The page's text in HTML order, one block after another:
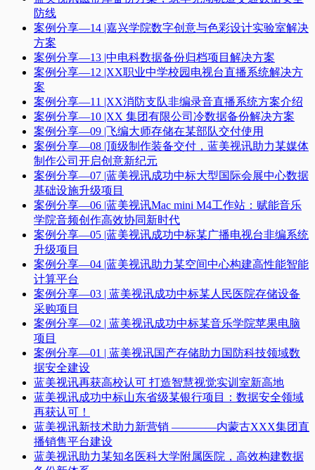
防线
案例分享—14 |嘉兴学院数字创意与色彩设计实验室解决
方案
案例分享—13 |中电科数据备份归档项目解决方案
案例分享—12 |XX职业中学校园电视台直播系统解决方
案
案例分享—11 |XX消防支队非编录音直播系统方案介绍
案例分享—10 |XX 集团有限公司冷数据备份解决方案
案例分享—09 |飞编大师存储在某部队交付使用
案例分享—08 |顶级制作装备交付，蓝美视讯助力某媒体
制作公司开启创意新纪元
案例分享—07 |蓝美视讯成功中标大型国际会展中心数据
基础设施升级项目
案例分享—06 |蓝美视讯Mac mini M4工作站：赋能音乐
学院音频创作高效协同新时代​
案例分享—05 |蓝美视讯成功中标某广播电视台非编系统
升级项目​
案例分享—04 |蓝美视讯助力某空间中心构建高性能智能
计算平台​
案例分享—03 | 蓝美视讯成功中标某人民医院存储设备
采购项目
案例分享—02 | 蓝美视讯成功中标某音乐学院苹果电脑
项目
案例分享—01 | 蓝美视讯国产存储助力国防科技领域数
据安全建设
蓝美视讯再获高校认可 打造智慧视觉实训室新高地
蓝美视讯成功中标山东省级某银行项目：数据安全领域
再获认可！
蓝美视讯新技术助力新营销 ————内蒙古XXX集团直
播销售平台建设
蓝美视讯助力某知名医科大学附属医院，高效构建数据